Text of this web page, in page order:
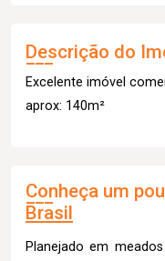
Descrição do
Excelente imóvel
aprox: 140m²
Conheça um
Brasil
Planejado em